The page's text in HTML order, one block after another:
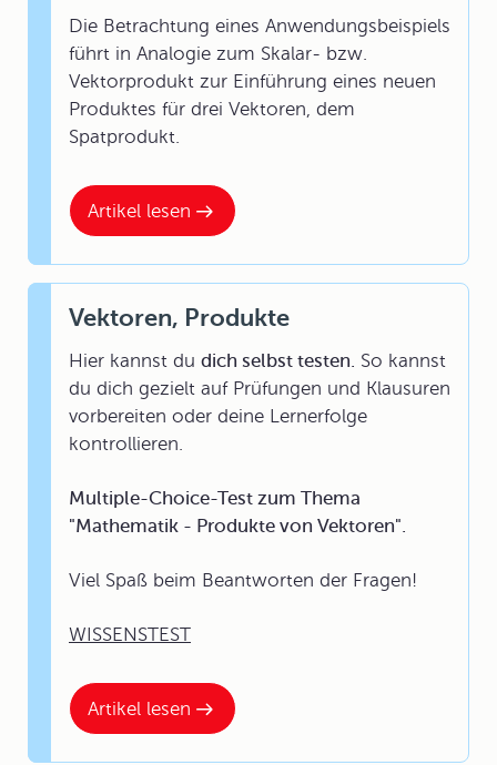
Artikel lesen
Die Betrachtung eines Anwendungsbeispiels
führt in Analogie zum Skalar- bzw.
Vektorprodukt zur Einführung eines neuen
Produktes für drei Vektoren, dem
Spatprodukt.
Artikel lesen
Vektoren, Produkte
Hier kannst du dich selbst testen. So kannst
du dich gezielt auf Prüfungen und Klausuren
vorbereiten oder deine Lernerfolge
kontrollieren.
Multiple-Choice-Test zum Thema
"Mathematik - Produkte von Vektoren".
Viel Spaß beim Beantworten der Fragen!
WISSENSTEST